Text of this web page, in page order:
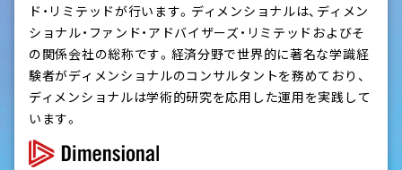
ド・リミテッドが行います。ディメンショナルは、ディメン
ショナル・ファンド・アドバイザーズ・リミテッドおよびそ
の関係会社の総称です。経済分野で世界的に著名な学識経
験者がディメンショナルのコンサルタントを務めており、
ディメンショナルは学術的研究を応用した運用を実践して
います。